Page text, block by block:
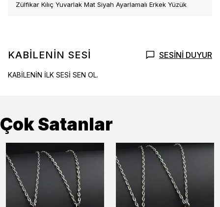
Zülfikar Kılıç Yuvarlak Mat Siyah Ayarlamalı Erkek Yüzük
KABİLENİN SESİ SESİNİ DUYUR
KABİLENİN İLK SESİ SEN OL.
Çok Satanlar